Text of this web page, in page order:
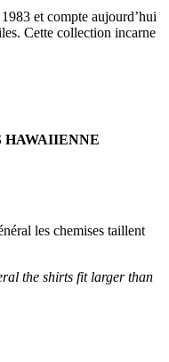
et compte aujourd’hui
Cette collection incarne
HAWAIIENNE
les chemises taillent
the shirts fit larger than